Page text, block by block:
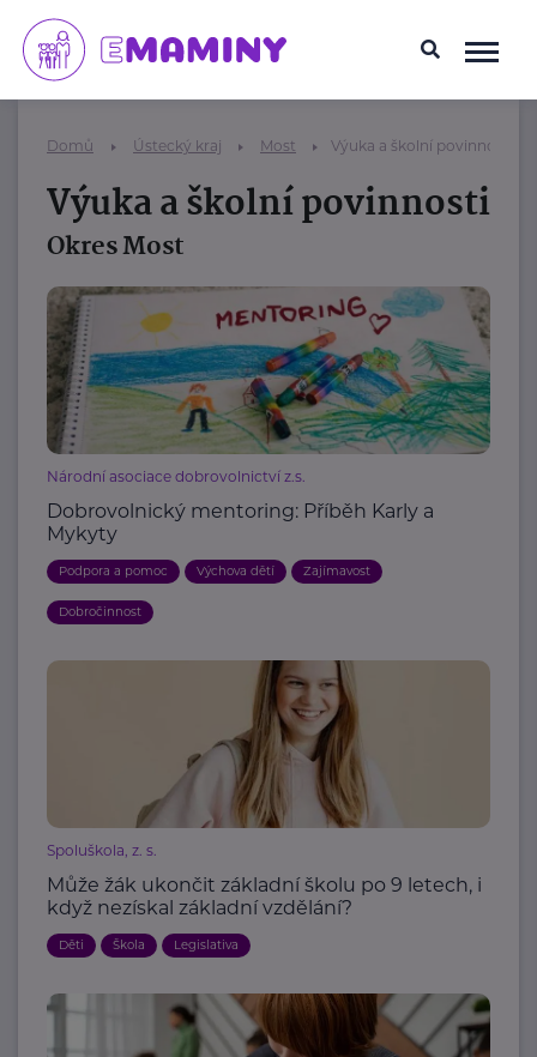
Domů Ústecký kraj Most Výuka a školní povinnosti
Výuka a školní povinnosti
Okres Most
Národní asociace dobrovolnictví z.s.
Dobrovolnický mentoring: Příběh Karly a
Mykyty
Podpora a pomoc Výchova dětí Zajímavost
Dobročinnost
Spoluškola, z. s.
Může žák ukončit základní školu po 9 letech, i
když nezískal základní vzdělání?
Děti Škola Legislativa